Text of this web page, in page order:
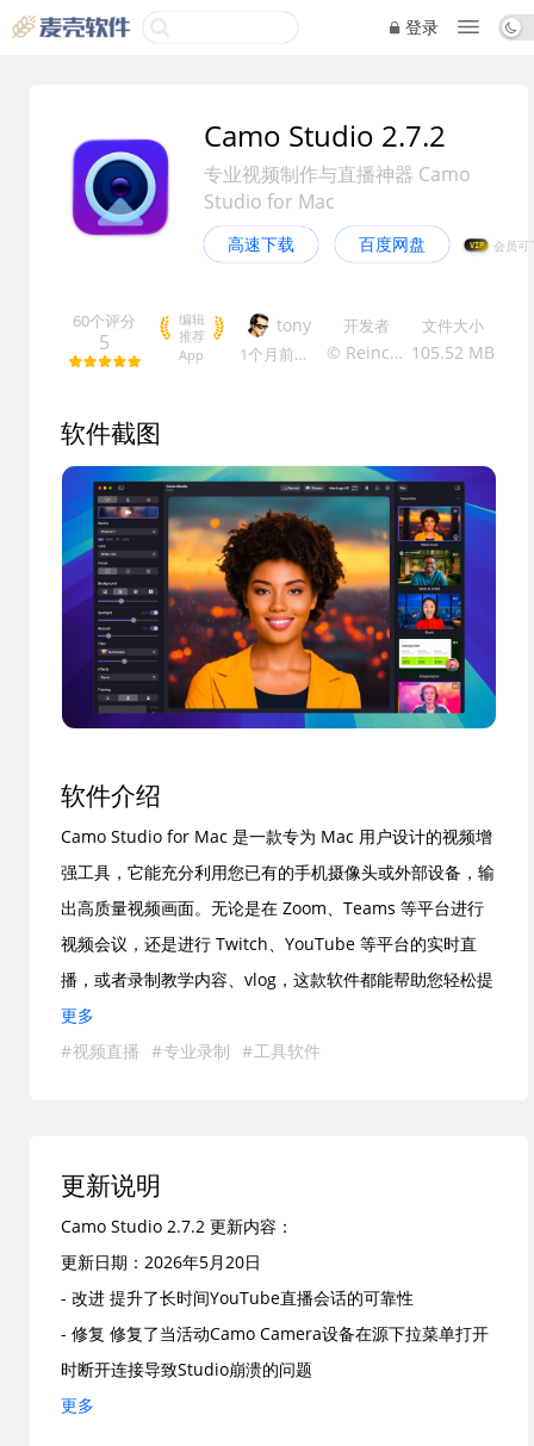
登录
Camo Studio 2.7.2
专业视频制作与直播神器 Camo
Studio for Mac
高速下载 百度网盘 VIP
60个评分
5
编辑
推荐
App
tony
1个月前
更新
开发者
© Reincubate
文件大小
105.52 MB
软件截图
软件介绍
Camo Studio for Mac 是一款专为 Mac 用户设计的视频增
强工具，它能充分利用您已有的手机摄像头或外部设备，输
出高质量视频画面。无论是在 Zoom、Teams 等平台进行
视频会议，还是进行 Twitch、YouTube 等平台的实时直
播，或者录制教学内容、vlog，这款软件都能帮助您轻松提
升视频专业度。用户可以通过直观的界面调整曝光、色彩、
焦距等参数，还能创建自定义场景，实现多机位切换和叠加
发展历程
Camo Studio 由 Reincubate 团队开发，最初专注于将
iPhone 转变为专业网络摄像头，随着用户需求扩展，逐步
支持 Android 设备、多平台兼容，并不断添加直播和场景
编辑功能。从早期版本的视频调整工具，发展到如今集成原
生直播、多机位支持和高级特效的综合平台，Camo Studio
for Mac 始终保持快速迭代，紧跟 Mac 用户在远程办公和
更多
视频直播
专业录制 工具软件
更新说明
Camo Studio 2.7.2 更新内容：
更新日期：2026年5月20日
- 改进 提升了长时间YouTube直播会话的可靠性
- 修复 修复了当活动Camo Camera设备在源下拉菜单打开
时断开连接导致Studio崩溃的问题
- 修复 修复了在视频图层和摄像头图层之间切换后侧边栏出
更多